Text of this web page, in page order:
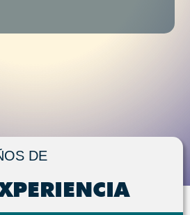
DE